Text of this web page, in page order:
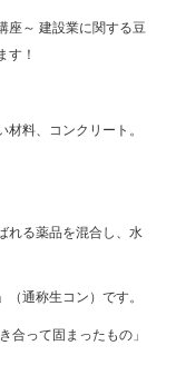
座～ 建設業に関する豆
す！
料、コンクリート。
れる薬品を混合し、水
通称生コン）です。
って固まったもの」